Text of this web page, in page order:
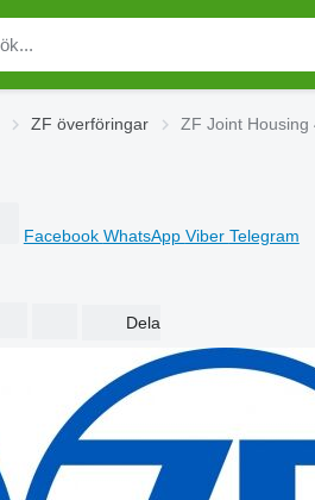
ZF överföringar ZF Joint Housing
Facebook WhatsApp Viber Telegram
Dela